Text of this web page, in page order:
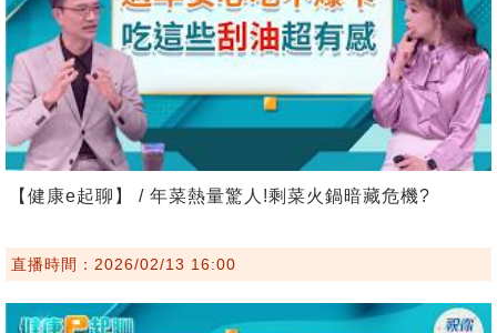
【健康e起聊】 / 年菜熱量驚人!剩菜火鍋暗藏危機?
直播時間：2026/02/13 16:00